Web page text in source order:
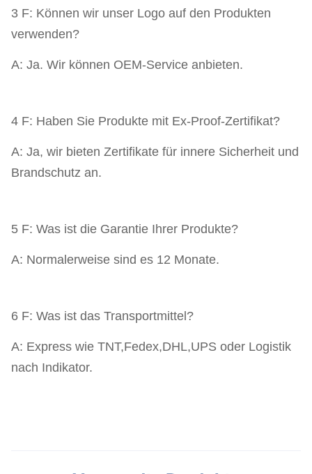
3 F: Können wir unser Logo auf den Produkten
verwenden?
A: Ja. Wir können OEM-Service anbieten.
4 F: Haben Sie Produkte mit Ex-Proof-Zertifikat?
A: Ja, wir bieten Zertifikate für innere Sicherheit und
Brandschutz an.
5 F: Was ist die Garantie Ihrer Produkte?
A: Normalerweise sind es 12 Monate.
6 F: Was ist das Transportmittel?
A: Express wie TNT,Fedex,DHL,UPS oder Logistik
nach Indikator.